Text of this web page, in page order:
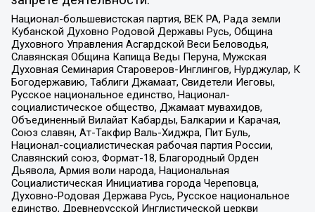
Национал-большевистская партия, ВЕК РА, Рада земли
Кубанской Духовно Родовой Державы Русь, Община
Духовного Управления Асгардской Веси Беловодья,
Славянская Община Капища Веды Перуна, Мужская
Духовная Семинария Староверов-Инглингов, Нурджулар, К
Богодержавию, Таблиги Джамаат, Свидетели Иеговы,
Русское национальное единство, Национал-
социалистическое общество, Джамаат мувахидов,
Объединенный Вилайат Кабарды, Балкарии и Карачая,
Союз славян, Ат-Такфир Валь-Хиджра, Пит Буль,
Национал-социалистическая рабочая партия России,
Славянский союз, Формат-18, Благородный Орден
Дьявола, Армия воли народа, Национальная
Социалистическая Инициатива города Череповца,
Духовно-Родовая Держава Русь, Русское национальное
единство, Древнерусской Инглистической церкви